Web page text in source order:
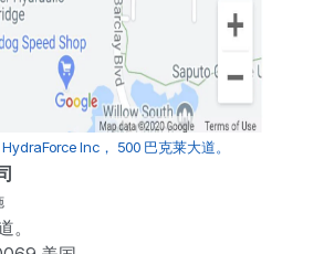
Inc， 500 巴克莱大道。
。